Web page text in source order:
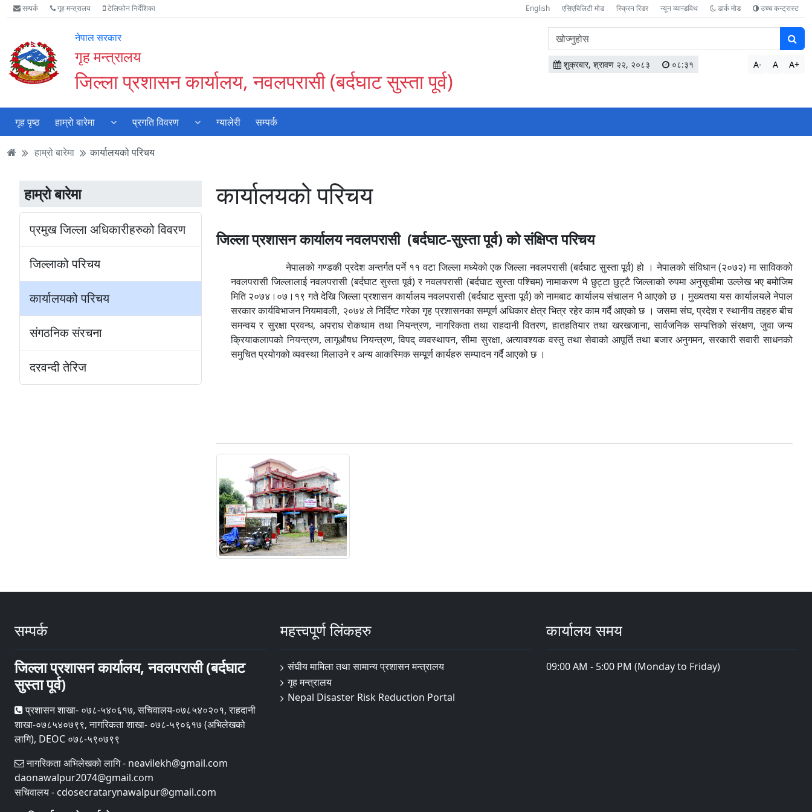
Accessibility
Mode
गर्नुहोस्
मुख्य
सामाग्री
मुख्य
नेभिगेसन
वेबसाइट
खोजमा
सम्पर्क गृह मन्त्रालय टेलिफोन निर्देशिका English एसिएबिलिटी मोड स्क्रिन रिडर न्यून व्यान्डविथ डार्क मोड उच्च कन्ट्रास्ट
नेपाल सरकार
गृह मन्त्रालय
जिल्ला प्रशासन कार्यालय, नवलपरासी (बर्दघाट सुस्ता पूर्व)
वेबसाइटमा
सामग्री
खोज्नुहोस
शुक्रबार, श्रावण २२, २०८३ ०८:३१ A- A A+
गृह पृष्ठ हाम्रो बारेमा प्रगति विवरण ग्यालेरी सम्पर्क
हाम्रो बारेमा कार्यालयको परिचय
हाम्रो बारेमा
प्रमुख जिल्ला अधिकारीहरुको विवरण
जिल्लाको परिचय
कार्यालयको परिचय
संगठनिक संरचना
दरवन्दी तेरिज
कार्यालयको परिचय
जिल्ला प्रशासन कार्यालय नवलपरासी (बर्दघाट-सुस्ता पूर्व) को संक्षिप्त परिचय
नेपालको गण्डकी प्रदेश अन्तर्गत पर्ने ११ वटा जिल्ला मध्येको एक जिल्ला नवलपरासी (बर्दघाट सुस्ता पूर्व) हो । नेपालको संविधान (२०७२) मा साविकको
नवलपरासी जिल्लालाई नवलपरासी (बर्दघाट सुस्ता पूर्व) र नवलपरासी (बर्दघाट सुस्ता पश्चिम) नामाकरण भै छुट्टा छुट्टै जिल्लाको रुपमा अनुसूचीमा उल्लेख भए बमोजिम
मिति २०७४।०७।१९ गते देखि जिल्ला प्रशासन कार्यालय नवलपरासी (बर्दघाट सुस्ता पूर्व) को नामबाट कार्यालय संचालन भै आएको छ । मुख्यतया यस कार्यालयले नेपाल
सरकार कार्यविभाजन नियमावली, २०७४ ले निर्दिष्ट गरेका गृह प्रशासनका सम्पूर्ण अधिकार क्षेत्र भित्र रहेर काम गर्दै आएको छ । जसमा संघ, प्रदेश र स्थानीय तहहरु बीच
समन्वय र सुरक्षा प्रवन्ध, अपराध रोकथाम तथा नियन्त्रण, नागरिकता तथा राहदानी वितरण, हातहतियार तथा खरखजाना, सार्वजनिक सम्पत्तिको संरक्षण, जुवा जन्य
क्रियाकलापको नियन्त्रण, लागूऔषध नियन्त्रण, विपद् व्यवस्थापन, सीमा सुरक्षा, अत्यावश्यक वस्तु तथा सेवाको आपूर्ति तथा बजार अनुगमन, सरकारी सवारी साधनको
समुचित प्रयोगको व्यवस्था मिलाउने र अन्य आकस्मिक सम्पूर्ण कार्यहरु सम्पादन गर्दै आएको छ ।
सम्पर्क
जिल्ला प्रशासन कार्यालय, नवलपरासी (बर्दघाट
सुस्ता पूर्व)
प्रशासन शाखा- ०७८-५४०६१७, सचिवालय-०७८५४०२०१, राहदानी
शाखा-०७८५४०७९९, नागरिकता शाखा- ०७८-५९०६१७ (अभिलेखको
लागि), DEOC ०७८-५९०७९९
नागरिकता अभिलेखको लागि - neavilekh@gmail.com
daonawalpur2074@gmail.com
सचिवालय - cdosecratarynawalpur@gmail.com
महत्त्वपूर्ण लिंकहरु
संघीय मामिला तथा सामान्य प्रशासन मन्त्रालय
गृह मन्त्रालय
Nepal Disaster Risk Reduction Portal
कार्यालय समय
09:00 AM - 5:00 PM (Monday to Friday)